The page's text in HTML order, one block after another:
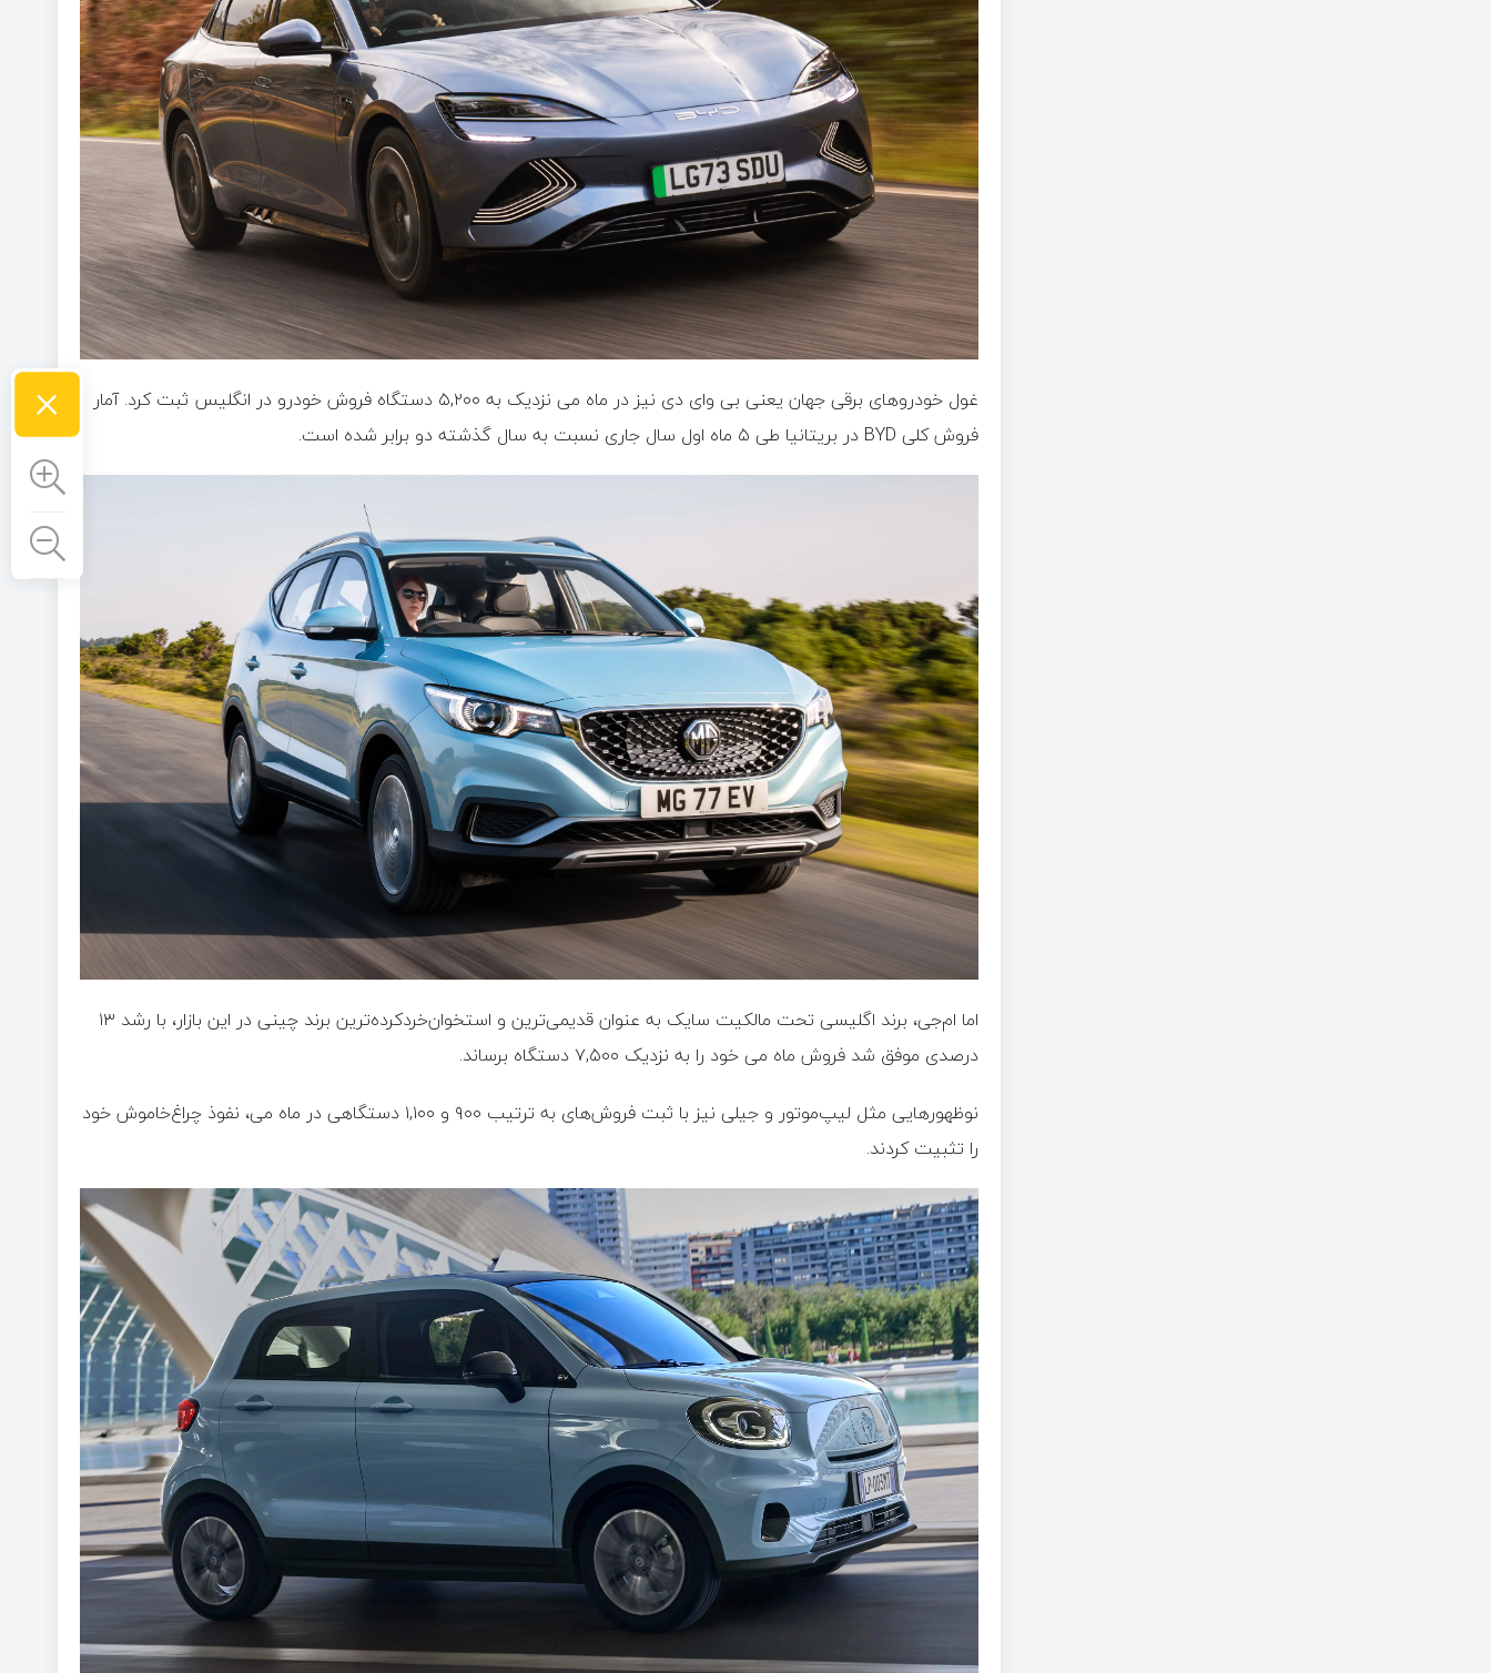
غول خودروهای برقی جهان یعنی بی وای دی نیز در ماه می نزدیک به ۵,۲۰۰ دستگاه فروش خودرو در انگلیس ثبت کرد. آمار
فروش کلی BYD در بریتانیا طی ۵ ماه اول سال جاری نسبت به سال گذشته دو برابر شده است.
اما ام‌جی، برند اگلیسی تحت مالکیت سایک به عنوان قدیمی‌ترین و استخوان‌خردکرده‌ترین برند چینی در این بازار، با رشد ۱۳
درصدی موفق شد فروش ماه می خود را به نزدیک ۷,۵۰۰ دستگاه برساند.
نوظهورهایی مثل لیپ‌موتور و جیلی نیز با ثبت فروش‌های به ترتیب ۹۰۰ و ۱,۱۰۰ دستگاهی در ماه می، نفوذ چراغ‌خاموش خود
را تثبیت کردند.
×